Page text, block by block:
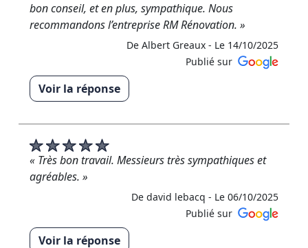
De RM RENOVATION - Le 28/11/2025
bon conseil, et en plus, sympathique. Nous
recommandons l’entreprise RM Rénovation. »
De Albert Greaux - Le 14/10/2025
Publié sur
Voir la réponse
favorable, cela a été un réel plaisir de travailler
pour vous Cordialement RM Rénovation »
De RM RENOVATION - Le 16/10/2025
« Très bon travail. Messieurs très sympathiques et
agréables. »
De david lebacq - Le 06/10/2025
Publié sur
Voir la réponse